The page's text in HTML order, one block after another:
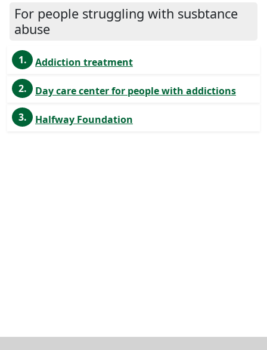
For people struggling with susbtance
abuse
1.
Addiction treatment
2.
Day care center for people with addictions
3.
Halfway Foundation